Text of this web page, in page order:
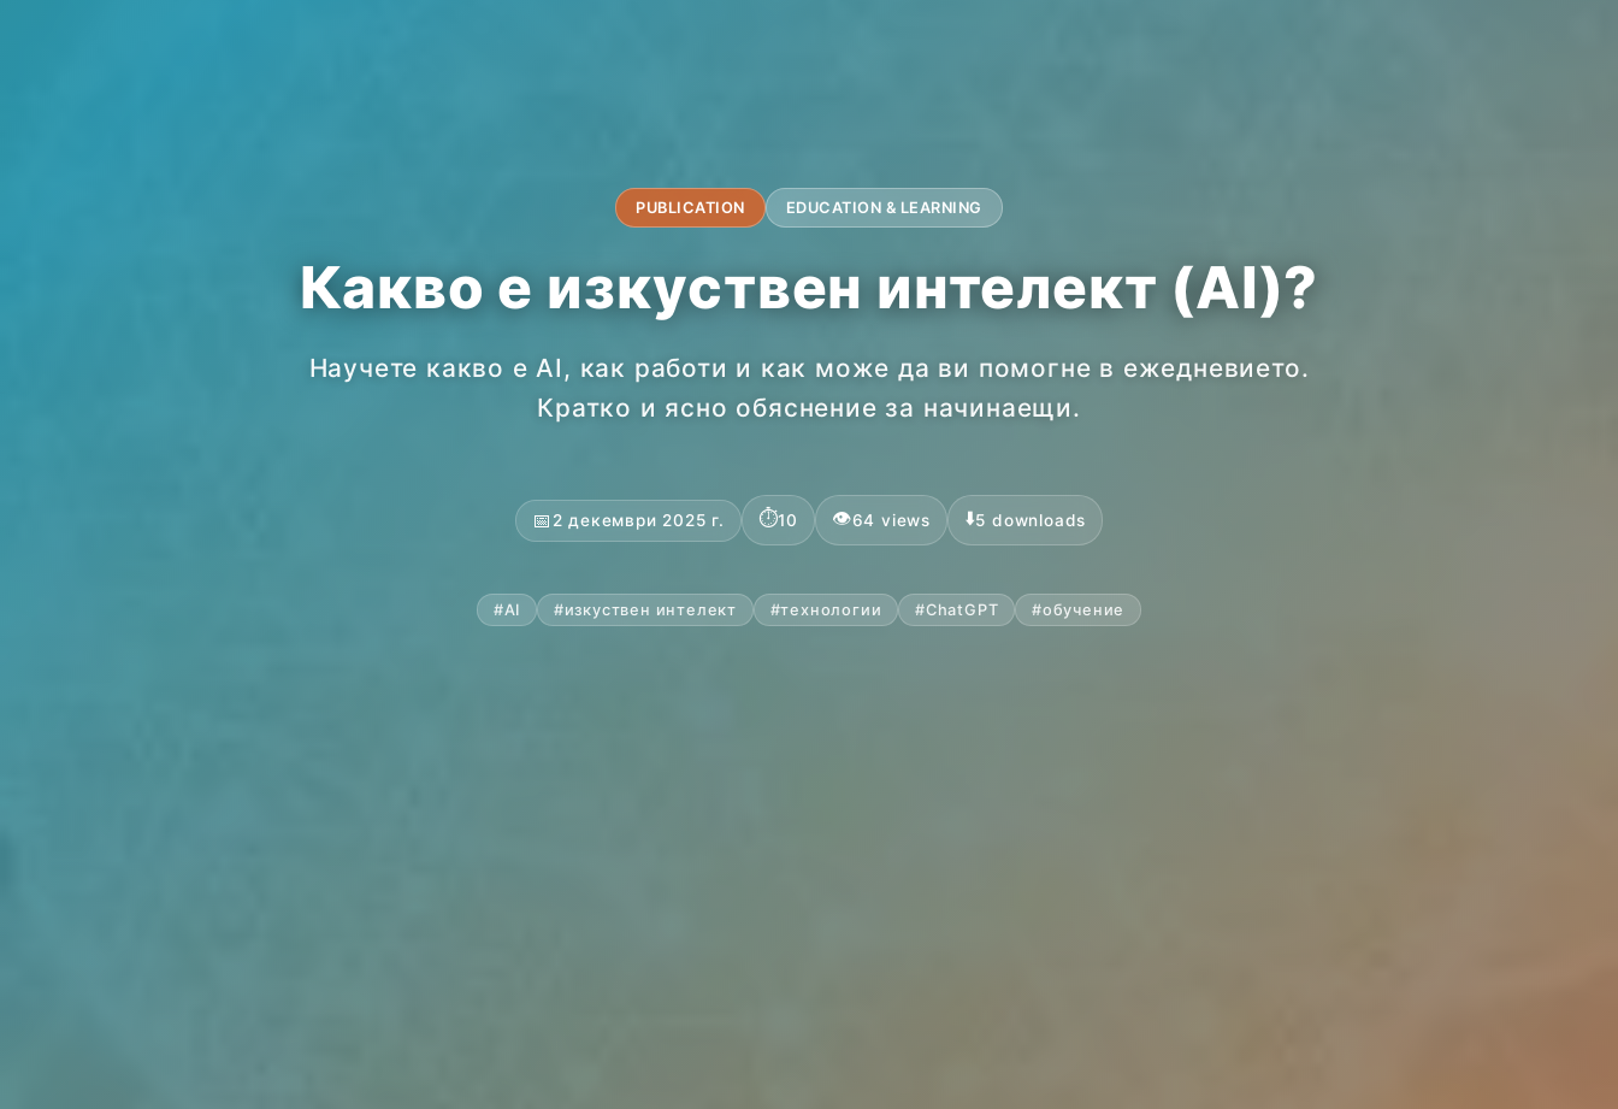
PUBLICATION EDUCATION & LEARNING
Какво е изкуствен интелект (AI)?
Научете какво е AI, как работи и как може да ви помогне в ежедневието.
Кратко и ясно обяснение за начинаещи.
📅 2 декември 2025 г. ⏱️10 👁️64 views ⬇️5 downloads
#AI #изкуствен интелект #технологии #ChatGPT #обучение